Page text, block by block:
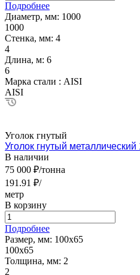
Подробнее
Диаметр, мм: 1000
1000
Стенка, мм: 4
4
Длина, м: 6
6
Марка стали : AISI
AISI
Уголок гнутый
Уголок гнутый
В наличии
75 000 ₽/тонна
191.91 ₽/
метр
В корзину
Подробнее
Размер, мм: 100х65
100х65
Толщина, мм: 2
2